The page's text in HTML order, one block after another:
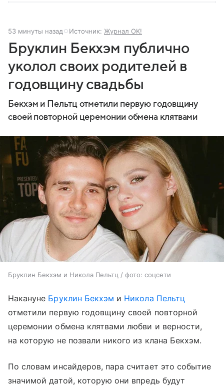
53 минуты назад Источник: Журнал OK!
Бруклин Бекхэм публично
уколол своих родителей в
годовщину свадьбы
Бекхэм и Пельтц отметили первую годовщину
своей повторной церемонии обмена клятвами
Бруклин Бекхэм и Никола Пельтц / фото: соцсети
Накануне Бруклин Бекхэм и Никола Пельтц
отметили первую годовщину своей повторной
церемонии обмена клятвами любви и верности,
на которую не позвали никого из клана Бекхэм.
По словам инсайдеров, пара считает это событие
значимой датой, которую они впредь будут